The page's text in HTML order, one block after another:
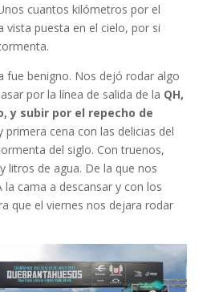
cuantos kilómetros por el
vista puesta en el cielo, por si
fue benigno. Nos dejó rodar algo
por la línea de salida de la QH,
y subir por el repecho de
primera cena con las delicias del
del siglo. Con truenos,
litros de agua. De la que nos
la cama a descansar y con los
que el viernes nos dejara rodar